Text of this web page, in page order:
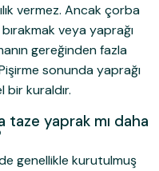
vermez. Ancak çorba
veya yaprağı
gereğinden fazla
sonunda yaprağı
bir kuraldır.
taze yaprak mı daha
genellikle kurutulmuş